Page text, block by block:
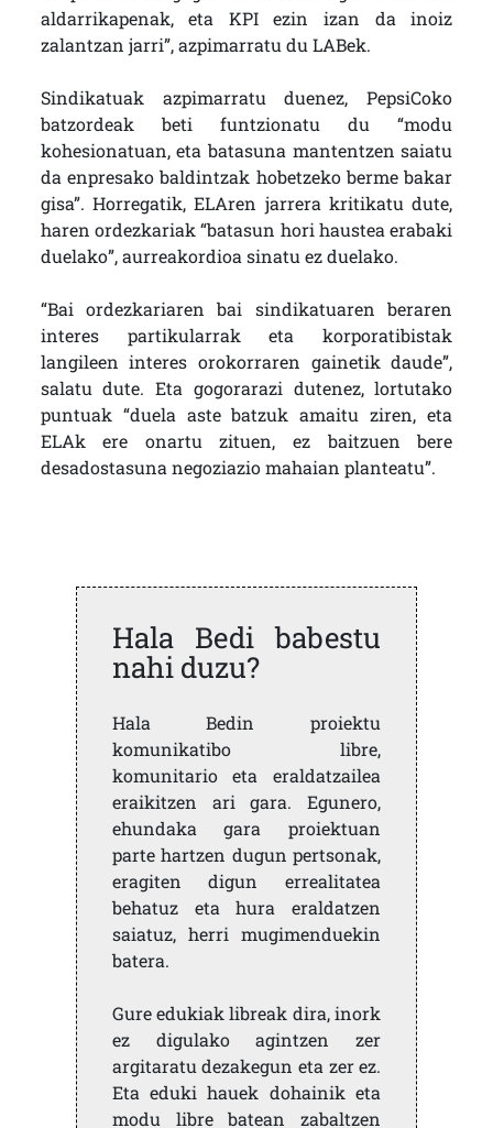
aldarrikapenak, eta KPI ezin izan da inoiz
zalantzan jarri”, azpimarratu du LABek.
Sindikatuak azpimarratu duenez, PepsiCoko
batzordeak beti funtzionatu du “modu
kohesionatuan, eta batasuna mantentzen saiatu
da enpresako baldintzak hobetzeko berme bakar
gisa”. Horregatik, ELAren jarrera kritikatu dute,
haren ordezkariak “batasun hori haustea erabaki
duelako”, aurreakordioa sinatu ez duelako.
“Bai ordezkariaren bai sindikatuaren beraren
interes partikularrak eta korporatibistak
langileen interes orokorraren gainetik daude”,
salatu dute. Eta gogorarazi dutenez, lortutako
puntuak “duela aste batzuk amaitu ziren, eta
ELAk ere onartu zituen, ez baitzuen bere
desadostasuna negoziazio mahaian planteatu”.
Hala Bedi babestu
nahi duzu?
Hala Bedin proiektu
komunikatibo libre,
komunitario eta eraldatzailea
eraikitzen ari gara. Egunero,
ehundaka gara proiektuan
parte hartzen dugun pertsonak,
eragiten digun errealitatea
behatuz eta hura eraldatzen
saiatuz, herri mugimenduekin
batera.
Gure edukiak libreak dira, inork
ez digulako agintzen zer
argitaratu dezakegun eta zer ez.
Eta eduki hauek dohainik eta
modu libre batean zabaltzen